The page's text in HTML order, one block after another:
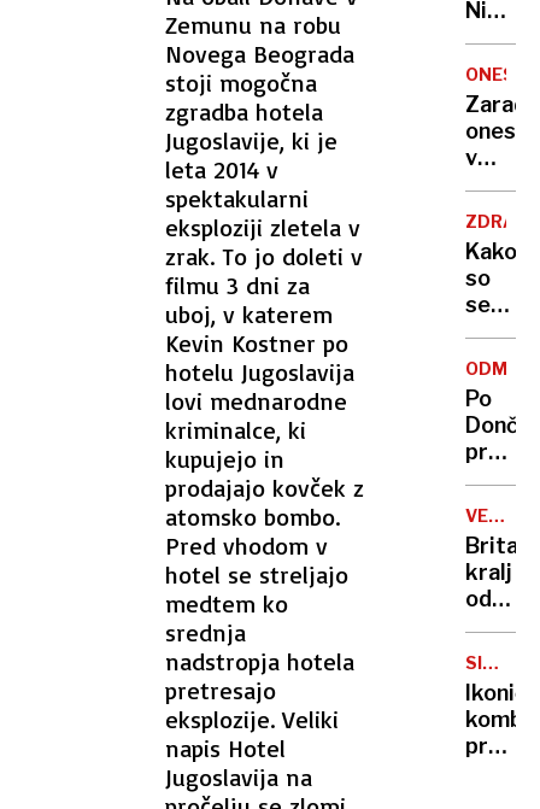
Zemunu na robu
Novega Beograda
stoji mogočna
zgradba hotela
Jugoslavije, ki je
leta 2014 v
spektakularni
eksploziji zletela v
zrak. To jo doleti v
filmu 3 dni za
uboj, v katerem
Kevin Kostner po
hotelu Jugoslavija
lovi mednarodne
kriminalce, ki
kupujejo in
prodajajo kovček z
atomsko bombo.
Pred vhodom v
hotel se streljajo
medtem ko
srednja
nadstropja hotela
pretresajo
eksplozije. Veliki
napis Hotel
Jugoslavija na
Nikoli
nisem
da je
to v
moji
sploh
Zaradi
v
delu
voda
Kako
so
se
cilji
vlade
Po
Karma
je
psica,
Nico
pa
njen
sin
VELIKA
kralj
zaradi
raka
SIMBOL
kombi